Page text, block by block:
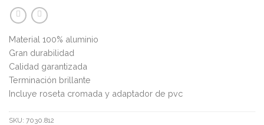
Material 100% aluminio
Gran durabilidad
Calidad garantizada
Terminación brillante
Incluye roseta cromada y adaptador de pvc
SKU: 7030.812